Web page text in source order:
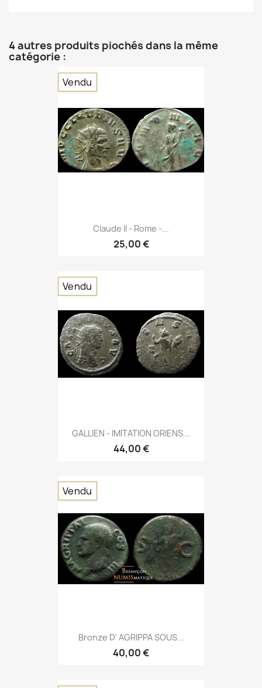
4 autres produits piochés dans la même
catégorie :
Claude II - Rome -...
25,00 €
Vendu
GALLIEN - IMITATION ORIENS...
44,00 €
Vendu
Bronze D' AGRIPPA SOUS...
40,00 €
Vendu